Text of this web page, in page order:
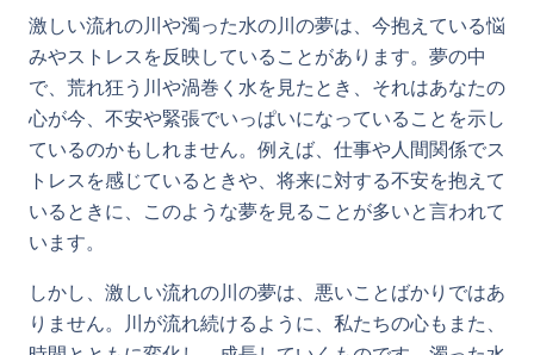
激しい流れの川や濁った水の川の夢は、今抱えている悩
みやストレスを反映していることがあります。夢の中
で、荒れ狂う川や渦巻く水を見たとき、それはあなたの
心が今、不安や緊張でいっぱいになっていることを示し
ているのかもしれません。例えば、仕事や人間関係でス
トレスを感じているときや、将来に対する不安を抱えて
いるときに、このような夢を見ることが多いと言われて
います。
しかし、激しい流れの川の夢は、悪いことばかりではあ
りません。川が流れ続けるように、私たちの心もまた、